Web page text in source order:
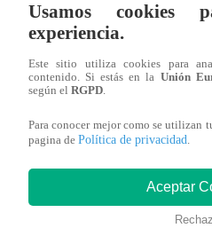
04 de marzo 2018
Usamos cookies
experiencia.
Este sitio utiliza cookies para
contenido. Si estás en la Unión
según el RGPD.
Para conocer mejor como se utilizan
pagina de Política de privacidad.
Aceptar